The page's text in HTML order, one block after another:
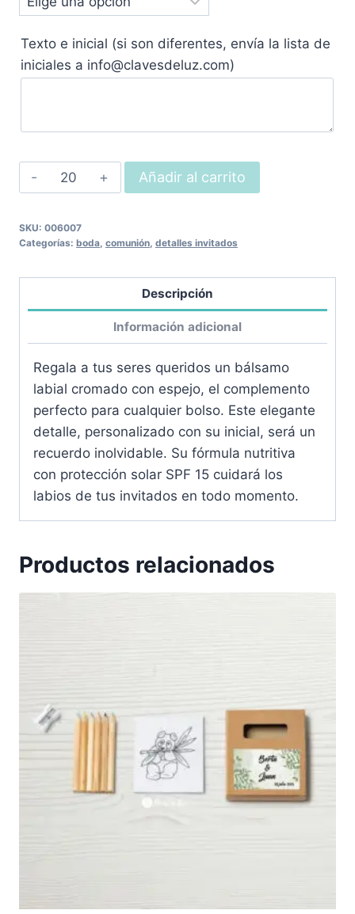
Texto e inicial (si son diferentes, envía la lista de
iniciales a info@clavesdeluz.com)
Espejo
Labios
Añadir al carrito
SKU: 006007
Categorías: boda, comunión, detalles invitados
Descripción
Información adicional
Regala a tus seres queridos un bálsamo
labial cromado con espejo, el complemento
perfecto para cualquier bolso. Este elegante
detalle, personalizado con su inicial, será un
recuerdo inolvidable. Su fórmula nutritiva
con protección solar SPF 15 cuidará los
labios de tus invitados en todo momento.
Productos relacionados